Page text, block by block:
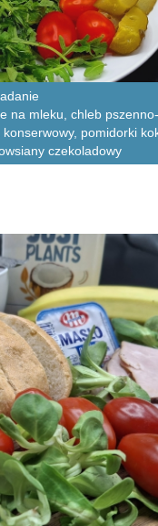
na mleku, chleb
pomidorki
czekoladowy